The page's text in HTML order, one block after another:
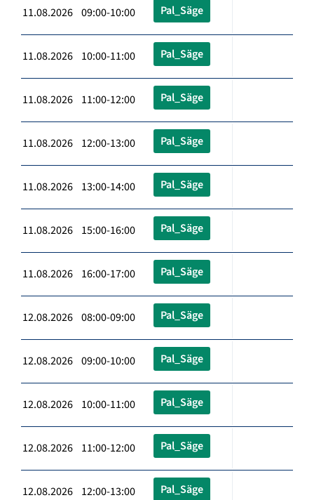
11.08.2026 09:00-10:00 Pal_Säge
11.08.2026 10:00-11:00 Pal_Säge
11.08.2026 11:00-12:00 Pal_Säge
11.08.2026 12:00-13:00 Pal_Säge
11.08.2026 13:00-14:00 Pal_Säge
11.08.2026 15:00-16:00 Pal_Säge
11.08.2026 16:00-17:00 Pal_Säge
12.08.2026 08:00-09:00 Pal_Säge
12.08.2026 09:00-10:00 Pal_Säge
12.08.2026 10:00-11:00 Pal_Säge
12.08.2026 11:00-12:00 Pal_Säge
12.08.2026 12:00-13:00 Pal_Säge